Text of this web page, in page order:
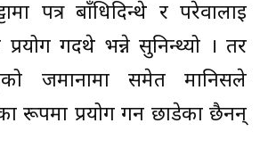
पत्र बाँधिदिन्थे र परेवालाई
गर्दथे भन्ने सुनिन्थ्यो । तर
जमानामा समेत मानिसले
रूपमा प्रयोग गर्न छाडेका छैनन्